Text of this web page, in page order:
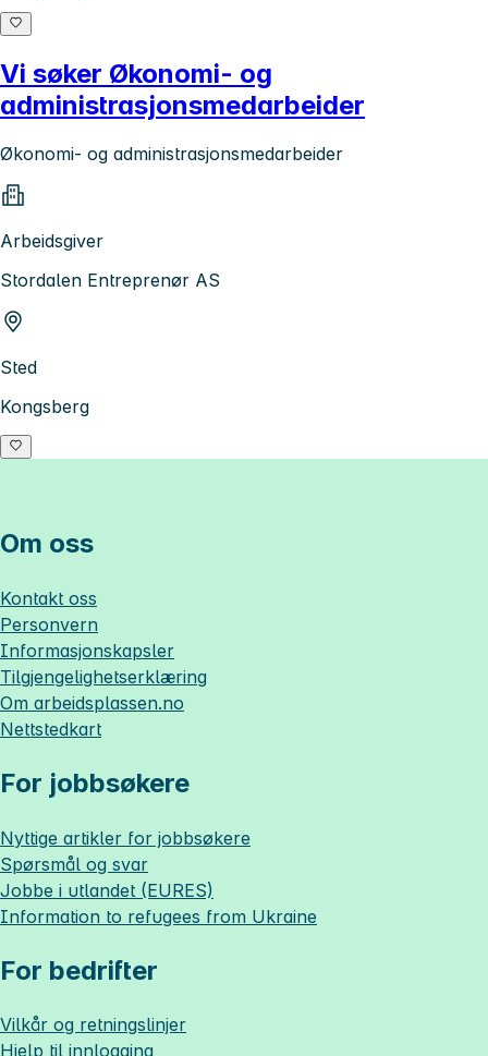
Vi søker Økonomi- og
administrasjonsmedarbeider
Økonomi- og administrasjonsmedarbeider
Arbeidsgiver
Stordalen Entreprenør AS
Sted
Kongsberg
Om oss
Kontakt oss
Personvern
Informasjonskapsler
Tilgjengelighetserklæring
Om arbeidsplassen.no
Nettstedkart
For jobbsøkere
Nyttige artikler for jobbsøkere
Spørsmål og svar
Jobbe i utlandet (EURES)
Information to refugees from Ukraine
For bedrifter
Vilkår og retningslinjer
Hjelp til innlogging